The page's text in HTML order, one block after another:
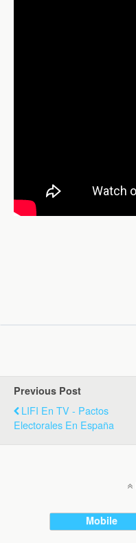
Previous Post
LIFI En TV - Pactos
Electorales En España
Mobile